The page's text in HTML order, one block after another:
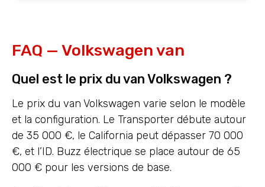
FAQ — Volkswagen van
Quel est le prix du van Volkswagen ?
Le prix du van Volkswagen varie selon le modèle
et la configuration. Le Transporter débute autour
de 35 000 €, le California peut dépasser 70 000
€, et l’ID. Buzz électrique se place autour de 65
000 € pour les versions de base.